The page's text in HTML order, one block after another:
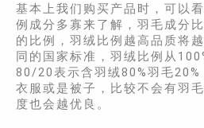
基本上我们购买产品时，可以
例成分多寡来了解，羽毛成分
的比例，羽绒比例越高品质将
同的国家标准，羽绒比例从
80/20表示含羽绒80%羽毛20%
衣服或是被子，比较不会有羽
度也会越优良。